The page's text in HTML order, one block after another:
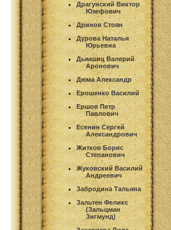
Драгунский Виктор
Юзефович
Дринов Стоян
Дурова Наталья
Юрьевна
Дымшиц Валерий
Аронович
Дюма Александр
Ерошенко Василий
Ершов Петр
Павлович
Есенин Сергей
Александрович
Житков Борис
Степанович
Жуковский Василий
Андреевич
Забродина Тальяна
Зальтен Феликс
(Зальцман
Зигмунд)